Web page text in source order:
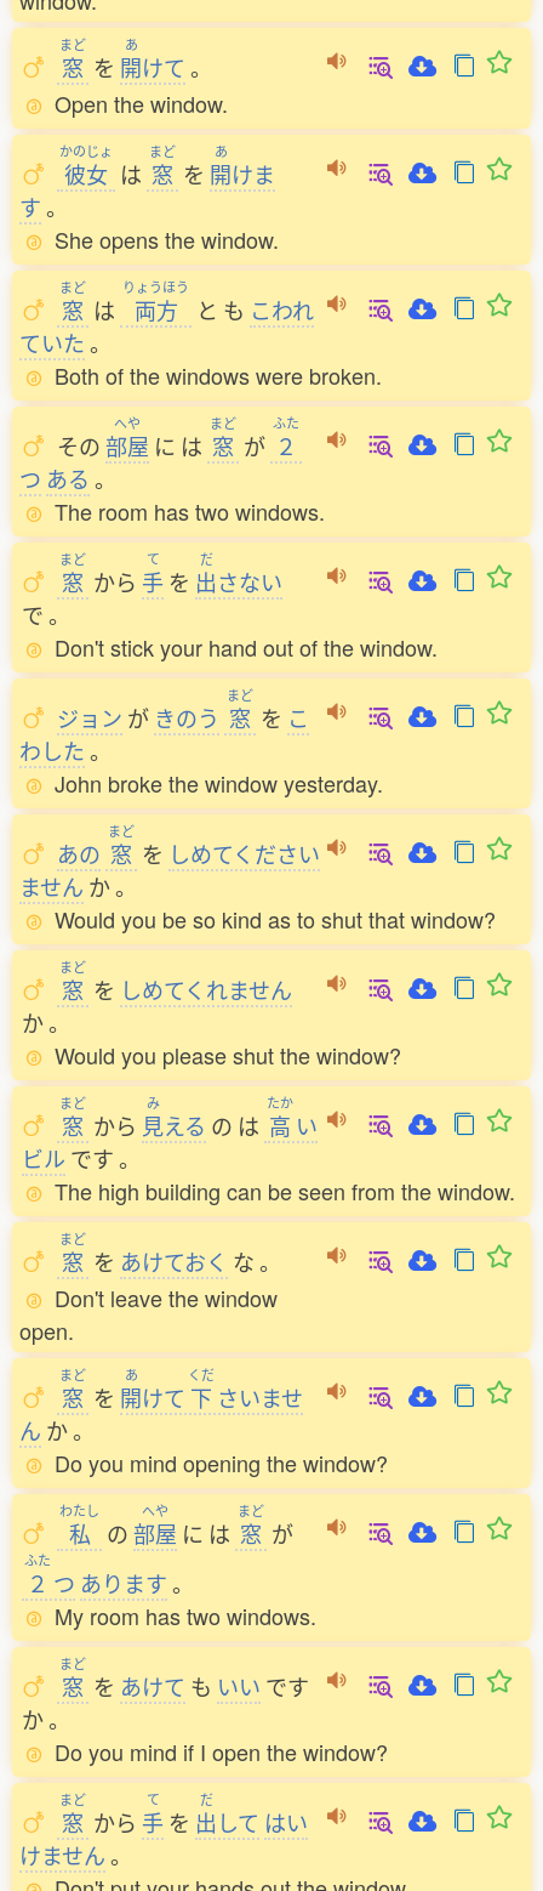
まど
窓 を
あ
開けて 。
Open the window.
かのじょ
彼女 は
まど
窓 を
あ
開けま
す。
She opens the window.
まど
窓 は
りょうほう
両方 と も こわれ
ていた。
Both of the windows were broken.
その
へや
部屋 に は
まど
窓 が
ふた
２
つ ある 。
The room has two windows.
まど
窓 から
て
手 を
だ
出さない
で。
Don't stick your hand out of the window.
ジョン が きのう
まど
窓 を こ
わした。
John broke the window yesterday.
あの
まど
窓 を しめてください
ません か。
Would you be so kind as to shut that window?
まど
窓 を しめてくれません
か。
Would you please shut the window?
まど
窓 から
み
見える の は
たか
高 い
ビル です。
The high building can be seen from the window.
まど
窓 を あけておく な。
Don't leave the window
open.
まど
窓 を
あ
開けて
くだ
下 さいませ
ん か。
Do you mind opening the window?
わたし
私 の
へや
部屋 に は
まど
窓 が
ふた
２ つ あります。
My room has two windows.
まど
窓 を あけて も いい です
か。
Do you mind if I open the window?
まど
窓 から
て
手 を
だ
出 して はい
けません。